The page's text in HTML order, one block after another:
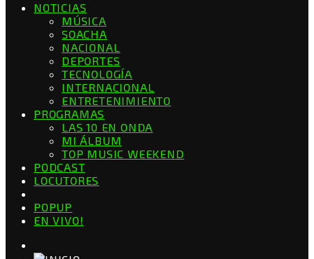
NOTICIAS
MÚSICA
SOACHA
NACIONAL
DEPORTES
TECNOLOGÍA
INTERNACIONAL
ENTRETENIMIENTO
PROGRAMAS
LAS 10 EN ONDA
MI ÁLBUM
TOP MUSIC WEEKEND
PODCAST
LOCUTORES
POPUP
EN VIVO!